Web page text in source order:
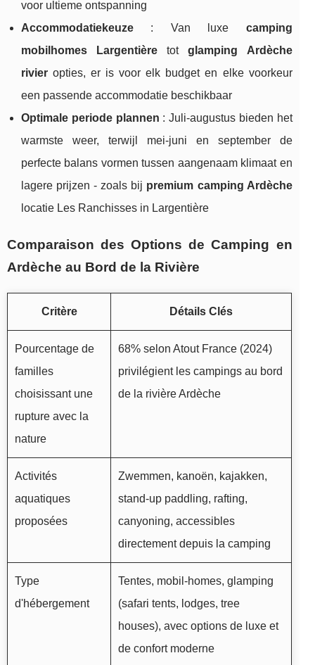
voor ultieme ontspanning
Accommodatiekeuze : Van luxe camping
mobilhomes Largentière totglamping Ardèche
rivier opties, er is voor elk budget en elke voorkeur
een passende accommodatie beschikbaar
Optimale periode plannen : Juli-augustus bieden het
warmste weer, terwijl mei-juni en september de
perfecte balans vormen tussen aangenaam klimaat en
lagere prijzen - zoals bij premium camping Ardèche
locatie Les Ranchisses in Largentière
Comparaison des Options de Camping en
Ardèche au Bord de la Rivière
Critère Détails Clés
Pourcentage de
familles
choisissant une
rupture avec la
nature
68% selon Atout France (2024)
privilégient les campings au bord
de la rivière Ardèche
Activités
aquatiques
proposées
Zwemmen, kanoën, kajakken,
stand-up paddling, rafting,
canyoning, accessibles
directement depuis la camping
Type
d'hébergement
Tentes, mobil-homes, glamping
(safari tents, lodges, tree
houses), avec options de luxe et
de confort moderne